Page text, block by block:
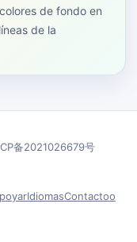
de fondo en
de la
备2021026679号
IdiomasContactoo